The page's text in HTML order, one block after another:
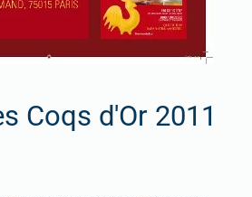
Coqs d'Or 2011